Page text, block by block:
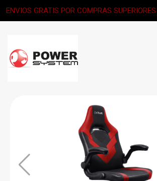
ENVIOS GRATIS POR COMPRAS